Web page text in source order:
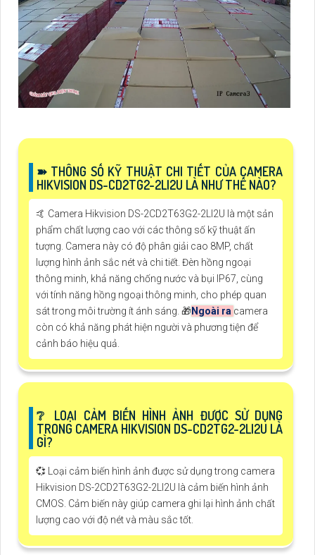
➽ THÔNG SỐ KỸ THUẬT CHI TIẾT CỦA CAMERA
HIKVISION DS-CD2TG2-2LI2U LÀ NHƯ THẾ NÀO?
🤙 Camera Hikvision DS-2CD2T63G2-2LI2U là một sản
phẩm chất lượng cao với các thông số kỹ thuật ấn
tượng. Camera này có độ phân giải cao 8MP, chất
lượng hình ảnh sắc nét và chi tiết. Đèn hồng ngoại
thông minh, khả năng chống nước và bụi IP67, cùng
với tính năng hồng ngoại thông minh, cho phép quan
sát trong môi trường ít ánh sáng. 🎁 Ngoài ra camera
còn có khả năng phát hiện người và phương tiện để
cảnh báo hiệu quả.
❔ LOẠI CẢM BIẾN HÌNH ẢNH ĐƯỢC SỬ DỤNG
TRONG CAMERA HIKVISION DS-CD2TG2-2LI2U LÀ
GÌ?
💞 Loại cảm biến hình ảnh được sử dụng trong camera
Hikvision DS-2CD2T63G2-2LI2U là cảm biến hình ảnh
CMOS. Cảm biến này giúp camera ghi lại hình ảnh chất
lượng cao với độ nét và màu sắc tốt.